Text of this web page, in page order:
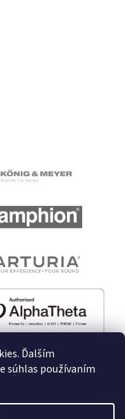
Ďalším
súhlas používaním